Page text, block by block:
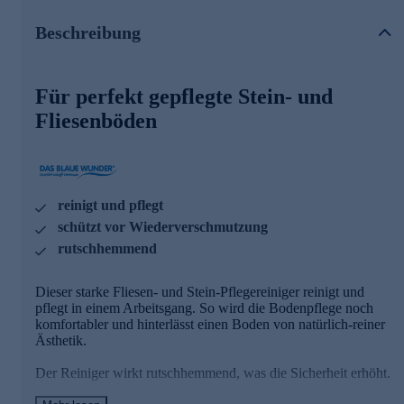
Der Pflegereiniger schützt vor Schichtaufbau und
und Betonwerksoberflächen.
Er wirkt intensiv und hinterlässt molekulare
zuverlässig vor Schichtaufbau und Wiederverschmutzung
Gleich heute noch online bestellen!
Beschreibung
Für perfekt gepflegte Stein- und
Fliesenböden
reinigt und pflegt
schützt vor Wiederverschmutzung
rutschhemmend
Dieser starke Fliesen- und Stein-Pflegereiniger reinigt und
pflegt in einem Arbeitsgang. So wird die Bodenpflege noch
komfortabler und hinterlässt einen Boden von natürlich-reiner
Ästhetik.
Der Reiniger wirkt rutschhemmend, was die Sicherheit erhöht.